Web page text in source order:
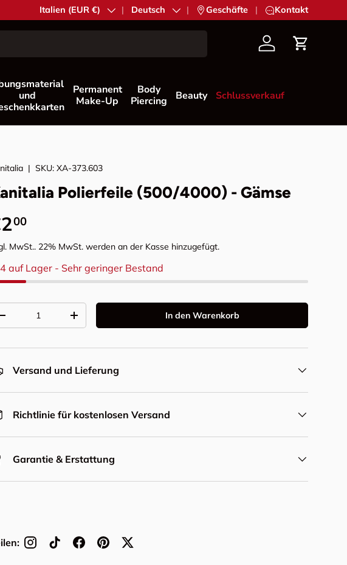
Land/Region
Italien (EUR €) SpracheDeutsch | Geschäfte | Kontakt
Konto
und
Permanent
Make-Up
Body
Piercing
Beauty Schlussverkauf
|SKU: XA-373.603
Polierfeile (500/4000) - Gämse
Preis
00
MwSt.. 22% MwSt. werden an der Kasse hinzugefügt.
4 auf Lager - Sehr geringer Bestand
Menge verringernMenge erhöhen In den Warenkorb
Versand und Lieferung
Richtlinie für kostenlosen Versand
Garantie & Erstattung